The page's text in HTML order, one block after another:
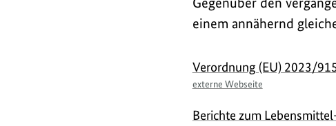
einem annähernd
Links
Verordnung (EU) 2023/
externe Webseite
Berichte zum